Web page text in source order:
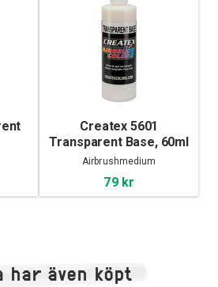
Createx 5601
Transparent Base, 60ml
Airbrushmedium
79 kr
har även köpt